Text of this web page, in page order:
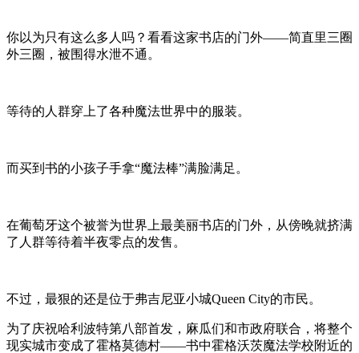
你以为只有这么多人吗？看看这家书店的门外——简直里三圈
外三圈，被围得水泄不通。
等待的人群穿上了各种魔法世界中的服装。
而买到书的小孩子手拿“魔法棒”满脸满足。
在葡萄牙这个被誉为世界上最美丽书店的门外，从傍晚就挤满
了人群等待着半夜零点的发售。
不过，最狠的还是位于弗吉尼亚小城Queen City的市民。
为了庆祝哈利波特第八部首发，麻瓜们和市政府联合，将整个
现实城市变成了霍格莫德村——书中霍格沃茨魔法学校附近的